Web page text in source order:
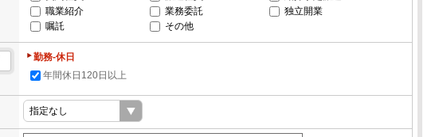
職業紹介
業務委託
独立開業
嘱託
その他
勤務-休日
年間休日120日以上